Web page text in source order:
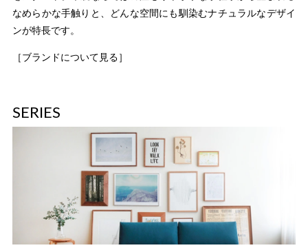
なめらかな手触りと、どんな空間にも馴染むナチュラルなデザイ
ンが特長です。
［ブランドについて見る］
SERIES